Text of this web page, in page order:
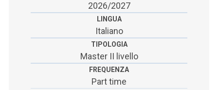
2026/2027
LINGUA
Italiano
TIPOLOGIA
Master II livello
FREQUENZA
Part time